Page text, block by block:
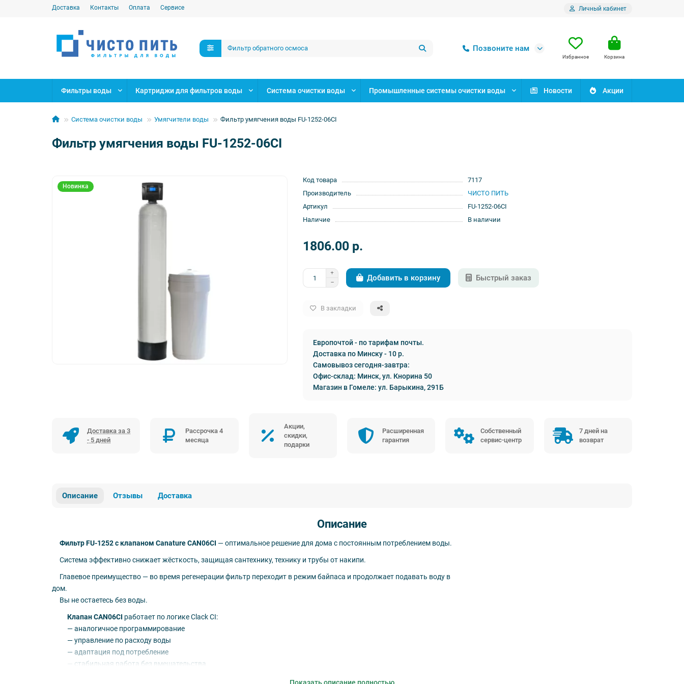
Доставка Контакты Оплата Сервисе Личный кабинет
Позвоните нам
Избранное Корзина
Фильтры воды Картриджи для фильтров воды Система очистки воды Промышленные системы очистки воды Новости Акции
Система очистки воды Умягчители воды Фильтр умягчения воды FU-1252-06CI
Фильтр умягчения воды FU-1252-06CI
Новинка
Код товара
7117
Производитель
ЧИСТО ПИТЬ
Артикул
FU-1252-06CI
Наличие
В наличии
1806.00 p.
Добавить в корзину Быстрый заказ
В закладки
Европочтой - по тарифам почты.
Доставка по Минску - 10 р.
Самовывоз сегодня-завтра:
Офис-склад: Минск, ул. Кнорина 50
Магазин в Гомеле: ул. Барыкина, 291Б
Доставка за 3
- 5 дней
Рассрочка 4
месяца
Акции,
скидки,
подарки
Расширенная
гарантия
Собственный
сервис-центр
7 дней на
возврат
Описание Отзывы Доставка
Описание
Фильтр FU-1252 с клапаном Canature CAN06CI — оптимальное решение для дома с постоянным потреблением воды.
Система эффективно снижает жёсткость, защищая сантехнику, технику и трубы от накипи.
Главевое преимущество — во время регенерации фильтр переходит в режим байпаса и продолжает подавать воду в
дом.
Вы не остаетесь без воды.
Клапан CAN06CI работает по логике Clack CI:
— аналогичное программирование
— управление по расходу воды
— адаптация под потребление
— стабильная работа без вмешательства
Показать описание полностью